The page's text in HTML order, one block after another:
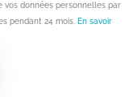
données personnelles par
pendant 24 mois. En savoir